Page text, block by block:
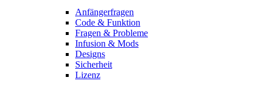
Anfängerfragen
Code & Funktion
Fragen & Probleme
Infusion & Mods
Designs
Sicherheit
Lizenz